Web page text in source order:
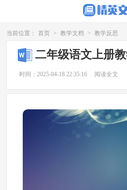
当前位置： 首页 > 教学文档 > 教学反思
二年级语文上册
时间：2025-04-18 22:35:16 阅读全文